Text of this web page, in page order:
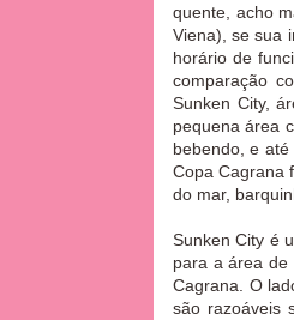
quente, acho
Viena), se sua
horário de
comparação
Sunken City,
pequena área
bebendo, e
Copa Cagrana
do mar,
Sunken City é
para a área de
Cagrana. O
são razoáveis